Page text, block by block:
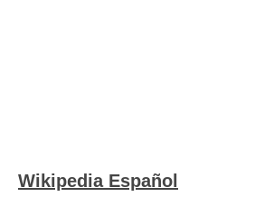
Wikipedia Español